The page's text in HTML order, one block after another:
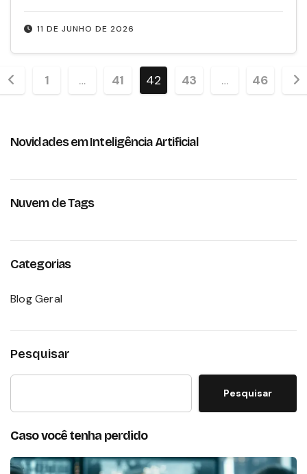
11 DE JUNHO DE 2026
1 … 41 42 43 … 46
Novidades em Inteligência Artificial
Nuvem de Tags
Categorias
Blog Geral
Pesquisar
Pesquisar
Caso você tenha perdido